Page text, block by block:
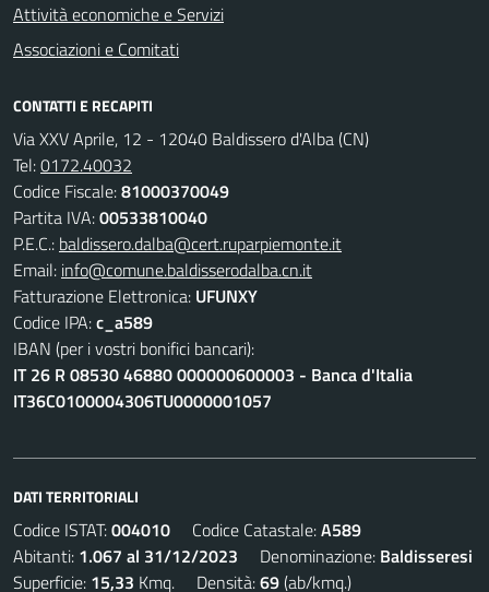
Attività economiche e Servizi
Associazioni e Comitati
CONTATTI E RECAPITI
Via XXV Aprile, 12 - 12040 Baldissero d'Alba (CN)
Tel:0172.40032
Codice Fiscale:81000370049
Partita IVA:00533810040
P.E.C.: baldissero.dalba@cert.ruparpiemonte.it
Email: info@comune.baldisserodalba.cn.it
Fatturazione Elettronica: UFUNXY
Codice IPA:c_a589
IBAN (per i vostri bonifici bancari):
IT 26 R 08530 46880 000000600003 - Banca d'Italia
IT36C0100004306TU0000001057
DATI TERRITORIALI
Codice ISTAT:004010 Codice Catastale:A589
Abitanti: 1.067 al 31/12/2023 Denominazione: Baldisseresi
Superficie: 15,33 Kmq. Densità:69(ab/kmq.)